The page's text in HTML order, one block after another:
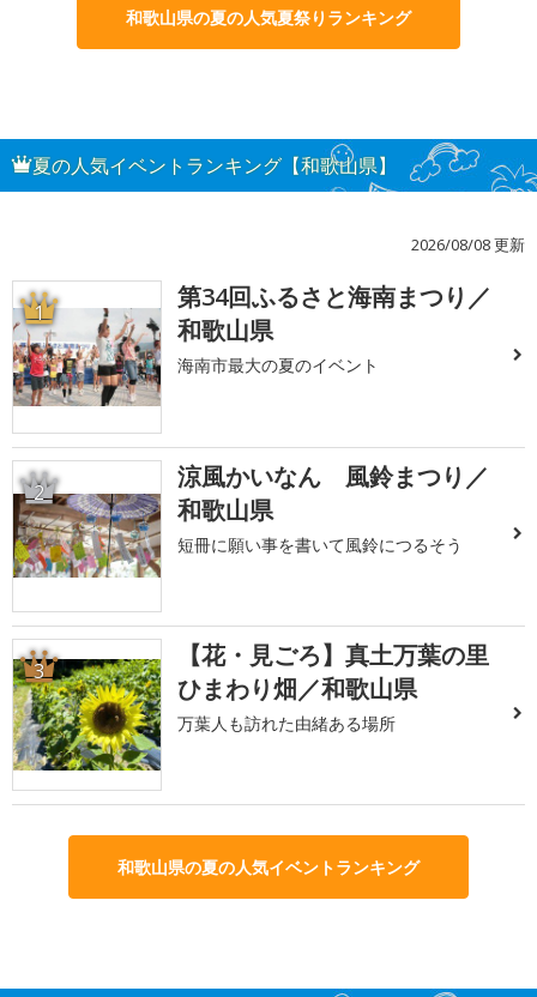
和歌山県の夏の人気夏祭りランキング
夏の人気イベントランキング【和歌山県】
2026/08/08 更新
1
第34回ふるさと海南まつり／
和歌山県
海南市最大の夏のイベント
2
涼風かいなん 風鈴まつり／
和歌山県
短冊に願い事を書いて風鈴につるそう
3
【花・見ごろ】真土万葉の里
ひまわり畑／和歌山県
万葉人も訪れた由緒ある場所
和歌山県の夏の人気イベントランキング